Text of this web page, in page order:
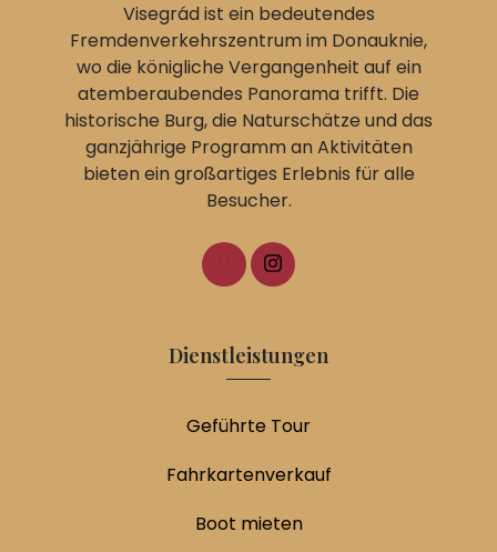
Visegrád ist ein bedeutendes
Fremdenverkehrszentrum im Donauknie,
wo die königliche Vergangenheit auf ein
atemberaubendes Panorama trifft. Die
historische Burg, die Naturschätze und das
ganzjährige Programm an Aktivitäten
bieten ein großartiges Erlebnis für alle
Besucher.
Dienstleistungen
Geführte Tour
Fahrkartenverkauf
Boot mieten